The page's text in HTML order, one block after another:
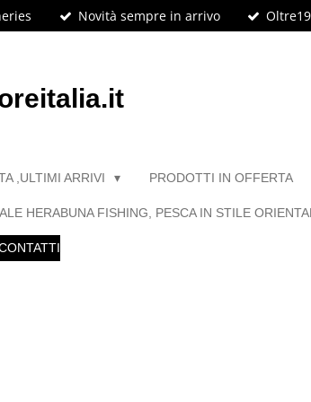
Novità sempre in arrivo
,ULTIMI ARRIVI PRODOTTI IN OFFERTA
HERABUNA FISHING, PESCA IN STILE